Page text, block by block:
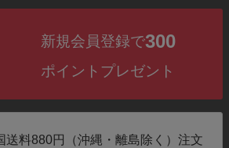
新規会員登録で300
ポイントプレゼント
送料880円（沖縄・離島除く）注文